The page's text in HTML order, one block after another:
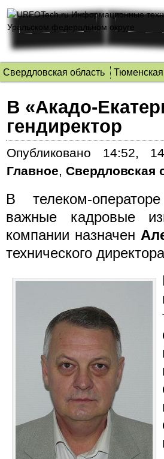
Свердловская область Тюменская
В «Акадо-
гендиректор
Опубликовано
14:52,
Главное, Свердловская
В телеком-
важные кадровые
компании назначен
технического